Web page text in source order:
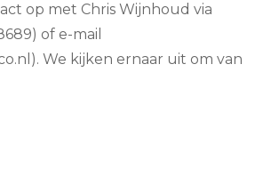
op met Chris Wijnhoud via
of e-mail
). We kijken ernaar uit om van